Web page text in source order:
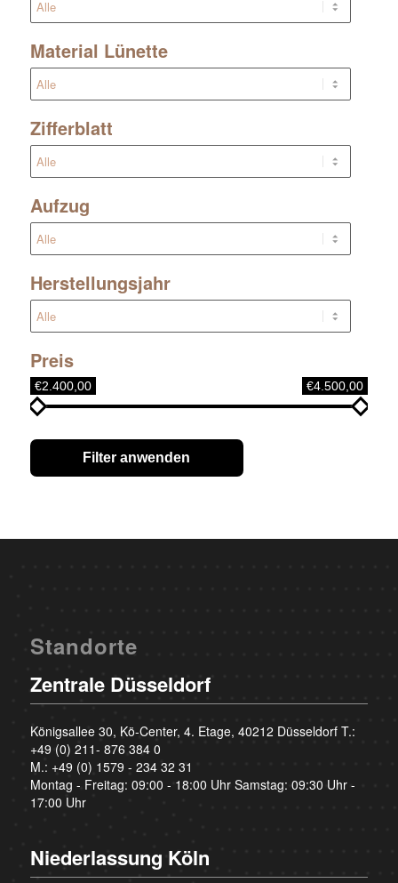
Material Lünette
Zifferblatt
Aufzug
Herstellungsjahr
Preis
€2.400,00 €4.500,00
Filter anwenden
Standorte
Zentrale Düsseldorf
Königsallee 30, Kö-Center, 4. Etage, 40212 Düsseldorf T.:
+49 (0) 211- 876 384 0
M.: +49 (0) 1579 - 234 32 31
Montag - Freitag: 09:00 - 18:00 Uhr Samstag: 09:30 Uhr -
17:00 Uhr
Niederlassung Köln